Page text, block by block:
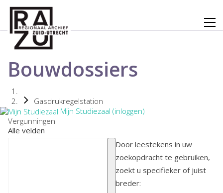
Bouwdossiers
Gasdrukregelstation
Mijn Studiezaal (inloggen)
Vergunningen
Alle velden
Door leestekens in uw
zoekopdracht te gebruiken,
zoekt u specifieker of juist
breder: